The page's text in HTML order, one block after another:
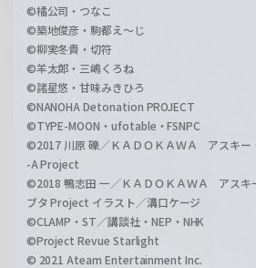
©橘公司・つなこ
©築地俊彦・駒都え～じ
©柳実冬貴・切符
©羊太郎・三嶋くろね
©諸星悠・甘味みきひろ
©NANOHA Detonation PROJECT
©TYPE-MOON・ufotable・FSNPC
©2017 川原 礫／ＫＡＤＯＫＡＷＡ アスキー
-A Project
©2018 鴨志田 一／ＫＡＤＯＫＡＷＡ アスキ
ブタ Project イラスト／溝口ケージ
©CLAMP・ST／講談社・NEP・NHK
©Project Revue Starlight
© 2021 Ateam Entertainment Inc.